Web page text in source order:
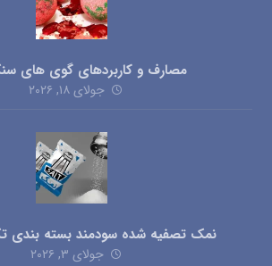
مصارف و کاربردهای گوی های
جولای ۱۸, ۲۰۲۶
نمک تصفیه شده سودمند بسته بندی
جولای ۳, ۲۰۲۶